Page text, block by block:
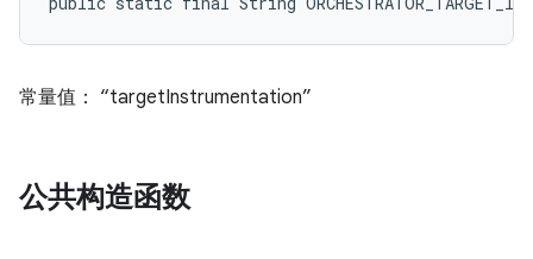
常量值： “targetInstrumentation”
公共构造函数